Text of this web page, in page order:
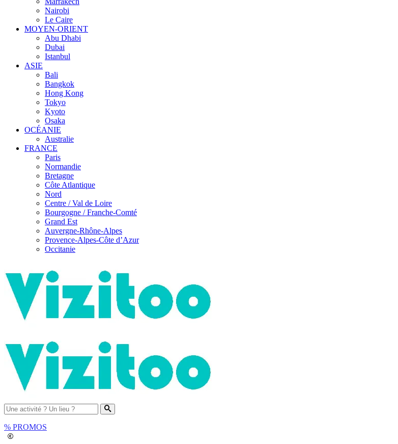
Nairobi
Le Caire
MOYEN-ORIENT
Abu Dhabi
Dubai
Istanbul
ASIE
Bali
Bangkok
Hong Kong
Tokyo
Kyoto
Osaka
OCÉANIE
Australie
FRANCE
Paris
Normandie
Bretagne
Côte Atlantique
Nord
Centre / Val de Loire
Bourgogne / Franche-Comté
Grand Est
Auvergne-Rhône-Alpes
Provence-Alpes-Côte d’Azur
Occitanie
% PROMOS